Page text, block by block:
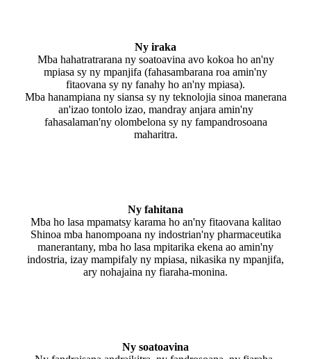
Ny iraka
Mba hahatratrarana ny soatoavina avo kokoa ho an'ny
mpiasa sy ny mpanjifa (fahasambarana roa amin'ny
fitaovana sy ny fanahy ho an'ny mpiasa).
Mba hanampiana ny siansa sy ny teknolojia sinoa manerana
an'izao tontolo izao, mandray anjara amin'ny
fahasalaman'ny olombelona sy ny fampandrosoana
maharitra.
Ny fahitana
Mba ho lasa mpamatsy karama ho an'ny fitaovana kalitao
Shinoa mba hanompoana ny indostrian'ny pharmaceutika
manerantany, mba ho lasa mpitarika ekena ao amin'ny
indostria, izay mampifaly ny mpiasa, nikasika ny mpanjifa,
ary nohajaina ny fiaraha-monina.
Ny soatoavina